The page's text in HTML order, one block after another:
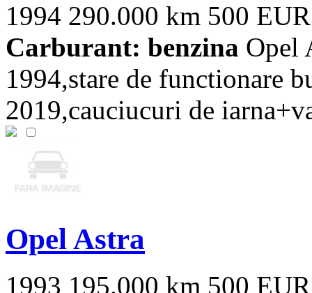
1994 290.000 km 500 EUR
Carburant: benzina Opel
1994,stare de functionare
2019,cauciucuri de
Opel Astra
1993 195.000 km 500 EUR